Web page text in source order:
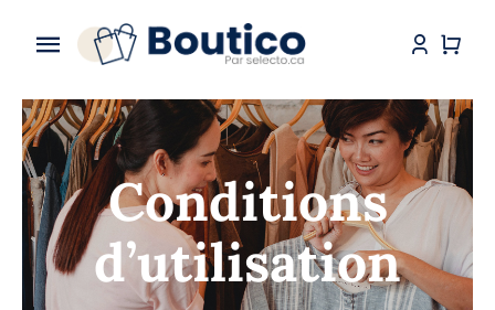
Toggle
Navigation
Accueil
Boutique
À propos
Contact
Conditions
d’utilisation